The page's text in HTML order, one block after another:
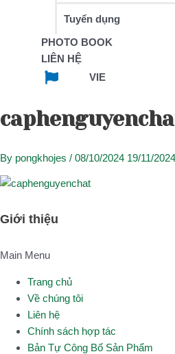
Tuyển dụng
PHOTO BOOK
LIÊN HỆ
VIE
By pongkhojes / 08/10/2024 19/11/2024
Giới thiệu
Main Menu
Trang chủ
Về chúng tôi
Liên hệ
Chính sách hợp tác
Bản Tự Công Bố Sản Phẩm